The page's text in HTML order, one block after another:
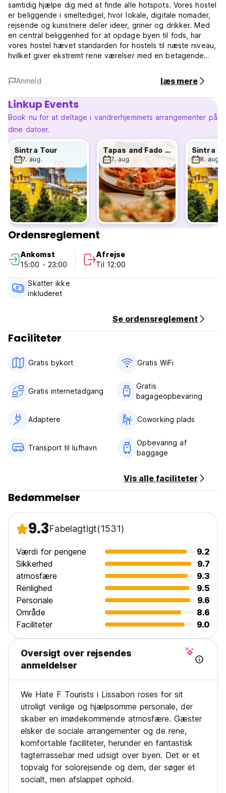
samtidig hjælpe dig med at finde alle hotspots. Vores hostel
er beliggende i smeltedigel, hvor lokale, digitale nomader,
rejsende og kunstnere deler ideer, griner og drikker. Med
en central beliggenhed for at opdage byen til fods, har
vores hostel hævet standarden for hostels til næste niveau,
hvilket giver ekstremt rene værelser med en betagende
for at møde forskellige stemninger, mens nogle mennesker
bruger vores lounge til at arbejde eller slappe af, andre vil
foretrække at få nogle cocktails på vores tagterrassebar.
Hver morgen, efter vi har serveret morgenmad, vil du
måske tage en tur til et lokalt udsigtspunkt for at starte
dagen fuld af energi, før du begiver dig ud og udforsker
en del af Lissabon-samfundet og overlad turistfælderne til
andre. #Bealocal ' (Auto-translated from original language)
Anmeld læs mere
Linkup Events
Book nu for at deltage i vandrerhjemmets arrangementer på
dine datoer.
Sintra Tour
7. aug.
Tapas and Fado Night
7. aug.
Sintra
8. aug.
Ordensreglement
Ankomst
15:00 - 23:00
Afrejse
Til 12:00
Skatter ikke
inkluderet
Se ordensreglement
Faciliteter
Gratis bykort Gratis WiFi
Gratis internetadgang
Gratis
bagageopbevaring
Adaptere Coworking plads
Transport til lufhavn
Opbevaring af
baggage
Vis alle faciliteter
Bedømmelser
9.3Fabelagtigt(1531)
Værdi for pengene
9.2
Sikkerhed
9.7
atmosfære
9.3
Renlighed
9.5
Personale
9.6
Område
8.6
Faciliteter
9.0
Oversigt over rejsendes
anmeldelser
We Hate F Tourists i Lissabon roses for sit
utroligt venlige og hjælpsomme personale, der
skaber en imødekommende atmosfære. Gæster
elsker de sociale arrangementer og de rene,
komfortable faciliteter, herunder en fantastisk
tagterrassebar med udsigt over byen. Det er et
topvalg for solorejsende og dem, der søger et
socialt, men afslappet ophold.